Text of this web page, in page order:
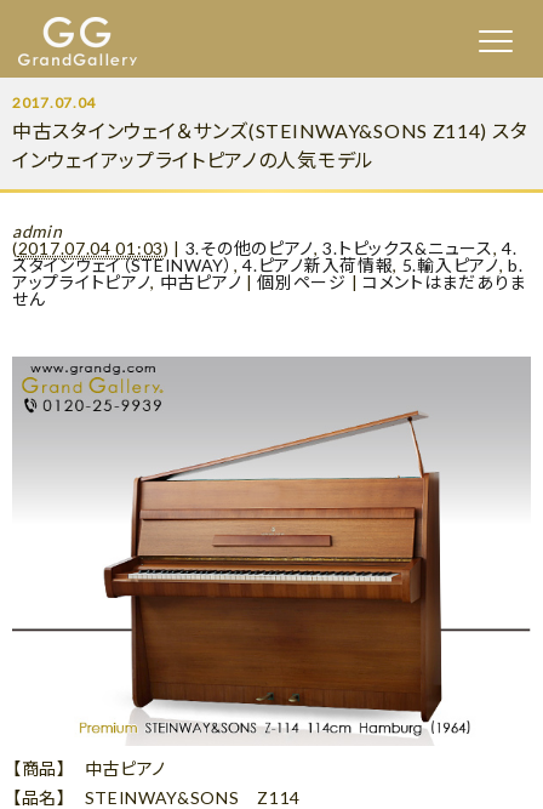
2017.07.04
中古スタインウェイ＆サンズ(STEINWAY&SONS Z114) スタ
インウェイアップライトピアノの人気モデル
admin
(2017.07.04 01:03) | 3.その他のピアノ,3.トピックス&ニュース,4.
スタインウェイ（STEINWAY） ,4.ピアノ新入荷情報, 5.輸入ピアノ,b.
アップライトピアノ, 中古ピアノ |個別ページ | コメントはまだありま
せん
【商品】 中古ピアノ
【品名】 STEINWAY&SONS Z114